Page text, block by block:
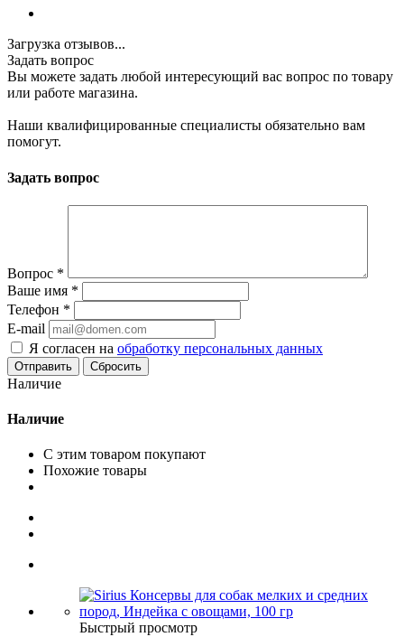
Загрузка отзывов...
Задать вопрос
Вы можете задать любой интересующий вас вопрос по товару
или работе магазина.
Наши квалифицированные специалисты обязательно вам
помогут.
Задать вопрос
Вопрос *
Ваше имя *
Телефон *
E-mail
Я согласен на обработку персональных данных
Сбросить
Наличие
Наличие
С этим товаром покупают
Похожие товары
Быстрый просмотр